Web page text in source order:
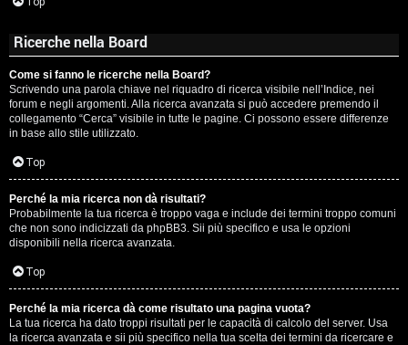
Ricerche nella Board
Come si fanno le ricerche nella Board?
Scrivendo una parola chiave nel riquadro di ricerca visibile nell’Indice, nei
forum e negli argomenti. Alla ricerca avanzata si può accedere premendo il
collegamento “Cerca” visibile in tutte le pagine. Ci possono essere differenze
in base allo stile utilizzato.
Top
Perché la mia ricerca non dà risultati?
Probabilmente la tua ricerca è troppo vaga e include dei termini troppo comuni
che non sono indicizzati da phpBB3. Sii più specifico e usa le opzioni
disponibili nella ricerca avanzata.
Top
Perché la mia ricerca dà come risultato una pagina vuota?
La tua ricerca ha dato troppi risultati per le capacità di calcolo del server. Usa
la ricerca avanzata e sii più specifico nella tua scelta dei termini da ricercare e